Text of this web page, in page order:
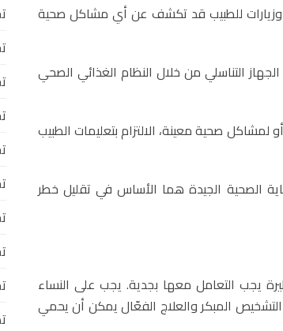
وزيارات للطبيب قد تكشف عن أي مشاكل صحية
التناسلي من خلال النظام الغذائي الصحي
لمشاكل صحية معينة، الالتزام بتعليمات الطبيب
الصحية الجيدة هما الأساس في تقليل خطر
يجب التعامل معها بجدية. يجب على النساء
المبكر والعلاج الفعّال يمكن أن يحمي